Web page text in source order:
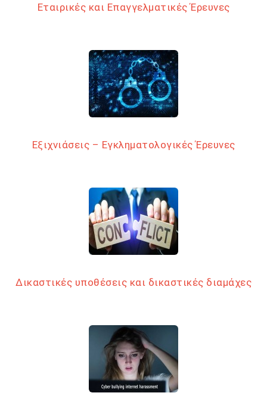
Εταιρικές και Επαγγελματικές Έρευνες
Εξιχνιάσεις – Εγκληματολογικές Έρευνες
Δικαστικές υποθέσεις και δικαστικές διαμάχες